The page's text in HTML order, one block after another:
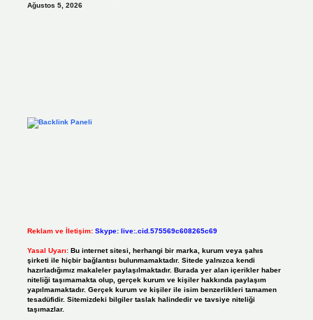
Ağustos 5, 2026
Reklam ve İletişim: Skype: live:.cid.575569c608265c69
Yasal Uyarı: Bu internet sitesi, herhangi bir marka, kurum veya şahıs
şirketi ile hiçbir bağlantısı bulunmamaktadır. Sitede yalnızca kendi
hazırladığımız makaleler paylaşılmaktadır. Burada yer alan içerikler haber
niteliği taşımamakta olup, gerçek kurum ve kişiler hakkında paylaşım
yapılmamaktadır. Gerçek kurum ve kişiler ile isim benzerlikleri tamamen
tesadüfidir. Sitemizdeki bilgiler taslak halindedir ve tavsiye niteliği
taşımazlar.